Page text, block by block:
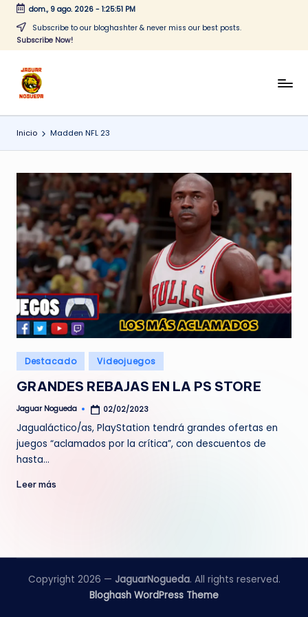
Saltar
dom., 9 ago. 2026- 1:25:51 PM
Subscribe to our bloghashter & never miss our best posts.
Subscribe Now!
J
a
g
r
N
o
g
u
e
d
a
CONTENIDO
Inicio Madden NFL 23
Publicado
en
Destacado Videojuegos
GRANDES REBAJAS EN LA PS STORE
Publicado
Jaguar Nogueda 02/02/2023
Jagualáctico/as, PlayStation tendrá grandes ofertas en
juegos “aclamados por la crítica”, con descuentos de
hasta…
Leer más
Copyright 2026 — JaguarNogueda. All rights reserved.
Bloghash WordPress Theme